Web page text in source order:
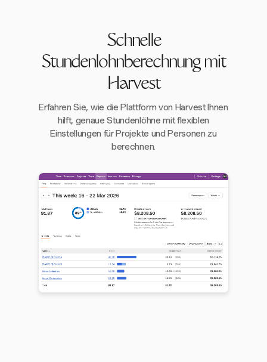
Schnelle
Stundenlohnberechnung mit
Harvest
Erfahren Sie, wie die Plattform von Harvest Ihnen
hilft, genaue Stundenlöhne mit flexiblen
Einstellungen für Projekte und Personen zu
berechnen.